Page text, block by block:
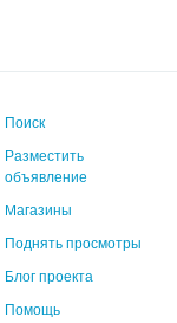
Поиск
Разместить
объявление
Магазины
Поднять просмотры
Блог проекта
Помощь